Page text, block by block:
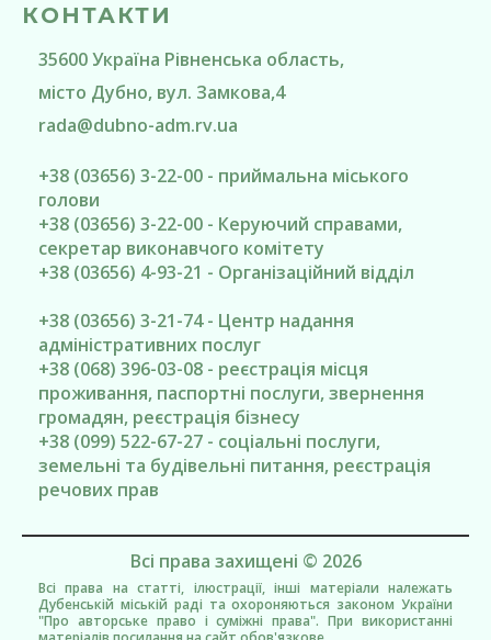
КОНТАКТИ
35600Україна Рівненська область,
місто Дубно, вул. Замкова,4
rada@dubno-adm.rv.ua
+38 (03656) 3-22-00 - приймальна міського
голови
+38 (03656) 3-22-00 - Керуючий справами,
секретар виконавчого комітету
+38 (03656) 4-93-21 - Організаційний відділ
+38 (03656) 3-21-74 - Центр надання
адміністративних послуг
+38 (068) 396-03-08 - реєстрація місця
проживання, паспортні послуги, звернення
громадян, реєстрація бізнесу
+38 (099) 522-67-27 - соціальні послуги,
земельні та будівельні питання, реєстрація
речових прав
Всі права захищені © 2026
Всі права на статті, ілюстрації, інші матеріали належать
Дубенській міській раді та охороняються законом України
"Про авторське право і суміжні права". При використанні